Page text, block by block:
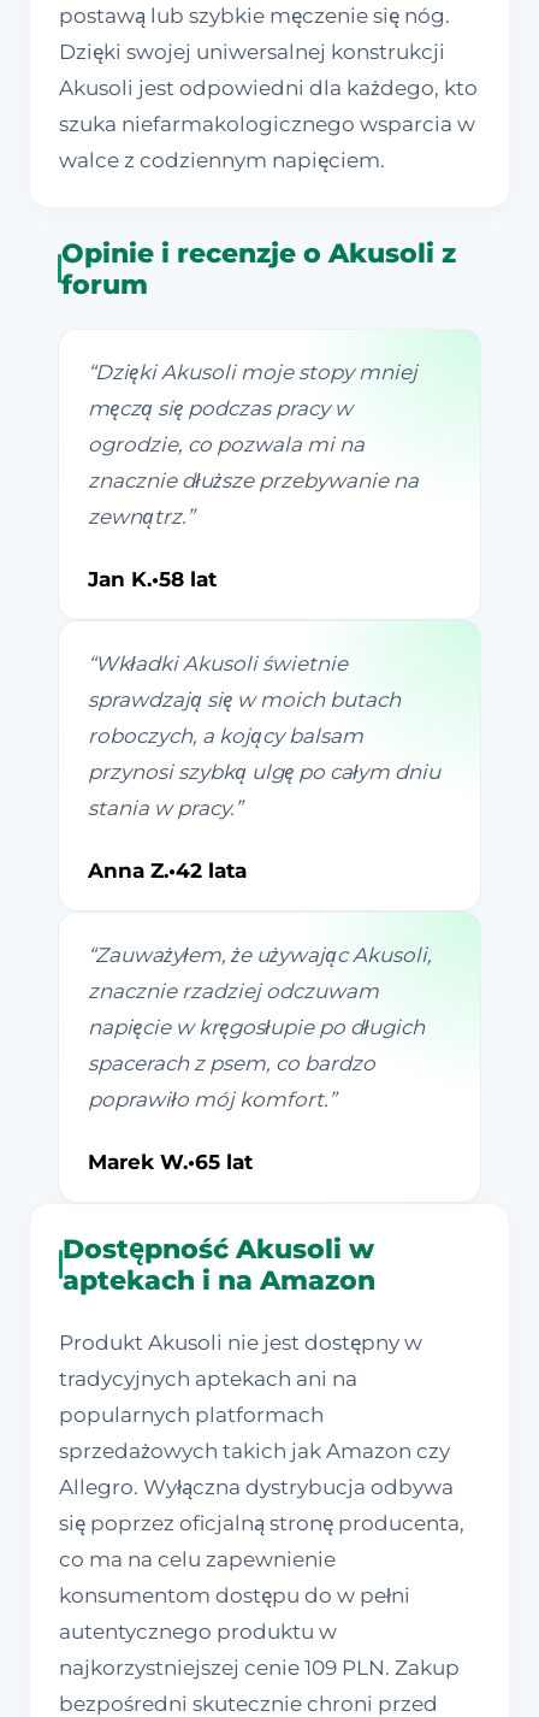
postawą lub szybkie męczenie się nóg.
Dzięki swojej uniwersalnej konstrukcji
Akusoli jest odpowiedni dla każdego, kto
szuka niefarmakologicznego wsparcia w
walce z codziennym napięciem.
Opinie i recenzje o Akusoli z
forum
“Dzięki Akusoli moje stopy mniej
męczą się podczas pracy w
ogrodzie, co pozwala mi na
znacznie dłuższe przebywanie na
zewnątrz. ”
Jan K.•58 lat
“Wkładki Akusoli świetnie
sprawdzają się w moich butach
roboczych, a kojący balsam
przynosi szybką ulgę po całym dniu
stania w pracy. ”
Anna Z.•42 lata
“Zauważyłem, że używając Akusoli,
znacznie rzadziej odczuwam
napięcie w kręgosłupie po długich
spacerach z psem, co bardzo
poprawiło mój komfort. ”
Marek W.•65 lat
Dostępność Akusoli w
aptekach i na Amazon
Produkt Akusoli nie jest dostępny w
tradycyjnych aptekach ani na
popularnych platformach
sprzedażowych takich jak Amazon czy
Allegro. Wyłączna dystrybucja odbywa
się poprzez oficjalną stronę producenta,
co ma na celu zapewnienie
konsumentom dostępu do w pełni
autentycznego produktu w
najkorzystniejszej cenie 109 PLN. Zakup
bezpośredni skutecznie chroni przed